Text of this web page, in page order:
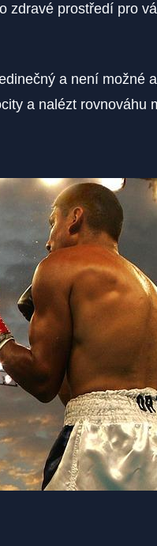
zdravé prostředí pro
a není možné
a nalézt rovnováhu